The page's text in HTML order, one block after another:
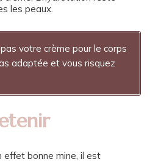
les peaux.
pas votre crème pour le corps
adaptée et vous risquez
effet bonne mine, il est